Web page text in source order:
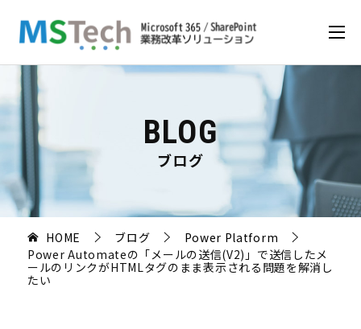
BLOG
ブログ
HOME ブログ
Power Platform
Power Automateの「メールの送信(V2)」で送信したメ
ールのリンクがHTMLタグのまま表示される問題を解消し
たい